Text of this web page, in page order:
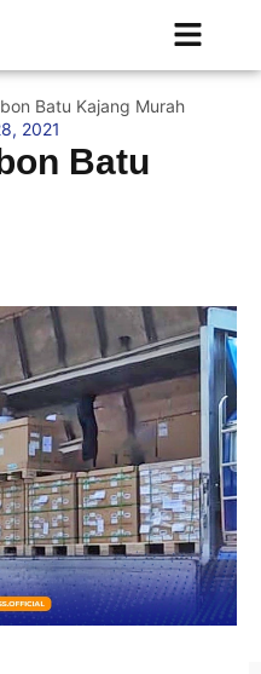
Batu Kajang Murah
2021
Batu